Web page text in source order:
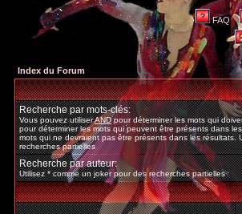
FAQ
Index du Forum
Recherche par mots-clés:
Vous pouvez utiliserANDpour déterminer les mots qui
pour déterminer les mots qui peuvent être présents dans
mots qui ne devraient pas être présents dans les résultats.
recherches partielles
Recherche par auteur:
Utilisez * comme un joker pour des recherches partielles